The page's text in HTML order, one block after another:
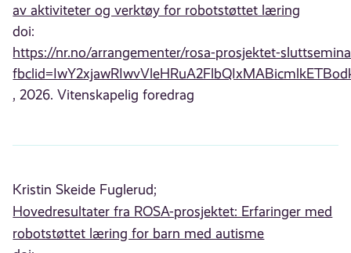
av aktiviteter og verktøy for robotstøttet læring
doi:
https://nr.no/arrangementer/rosa-prosjektet-
, 2026. Vitenskapelig foredrag
Kristin Skeide Fuglerud;
Hovedresultater fra ROSA-prosjektet: Erfaringer med
robotstøttet læring for barn med autisme